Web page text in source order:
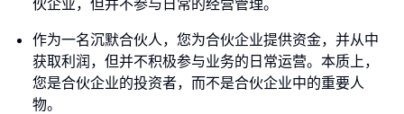
伙企业，但并不参与日常的经营管理。
作为一名沉默合伙人，您为合伙企业提供资金，并从中
获取利润，但并不积极参与业务的日常运营。本质上，
您是合伙企业的投资者，而不是合伙企业中的重要人
物。